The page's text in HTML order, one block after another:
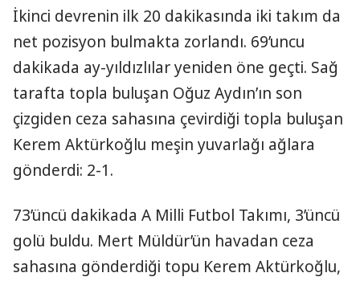
İkinci devrenin ilk 20 dakikasında iki takım da
net pozisyon bulmakta zorlandı. 69’uncu
dakikada ay-yıldızlılar yeniden öne geçti. Sağ
tarafta topla buluşan Oğuz Aydın’ın son
çizgiden ceza sahasına çevirdiği topla buluşan
Kerem Aktürkoğlu meşin yuvarlağı ağlara
gönderdi: 2-1.
73’üncü dakikada A Milli Futbol Takımı, 3’üncü
golü buldu. Mert Müldür’ün havadan ceza
sahasına gönderdiği topu Kerem Aktürkoğlu,